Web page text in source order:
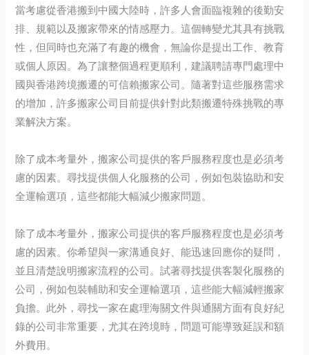
當考慮從香港搬到中國大陸時，許多人會面臨複雜的後勤安
排、規範以及搬家帶來的情感壓力。這個轉變尤其具有挑戰
性，但同時也充滿了有趣的機會，無論你是提出工作、教育
或個人原因。為了讓整個過程更順利，建議聘請專門處理中
國與香港跨境搬遷的可信賴搬家公司。隨著對這些服務需求
的增加，許多搬家公司目前提供針對此類搬遷特殊挑戰的專
業解決方案。
除了成本考量外，搬家公司提供的客戶服務程度也是必須考
慮的因素。尋找提供個人化服務的公司，例如包裝協助和安
全運輸選項，這些都能大幅減少搬家問題。
除了成本考量外，搬家公司提供的客戶服務程度也是必須考
慮的因素。你希望與一家溝通良好、能迅速回應你的疑問，
並且清楚說明搬家流程的公司。試著尋找提供客製化服務的
公司，例如包裝輔助和安全運輸選項，這些能大幅減輕搬家
負擔。此外，尋找一家在處理海關文件與通關方面有良好紀
錄的公司非常重要，尤其在跨境時，問題可能導致延誤和額
外費用。